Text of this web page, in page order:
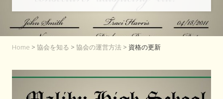
味
に
Home > 協会を知る > 協会の運営方法 > 資格の更新